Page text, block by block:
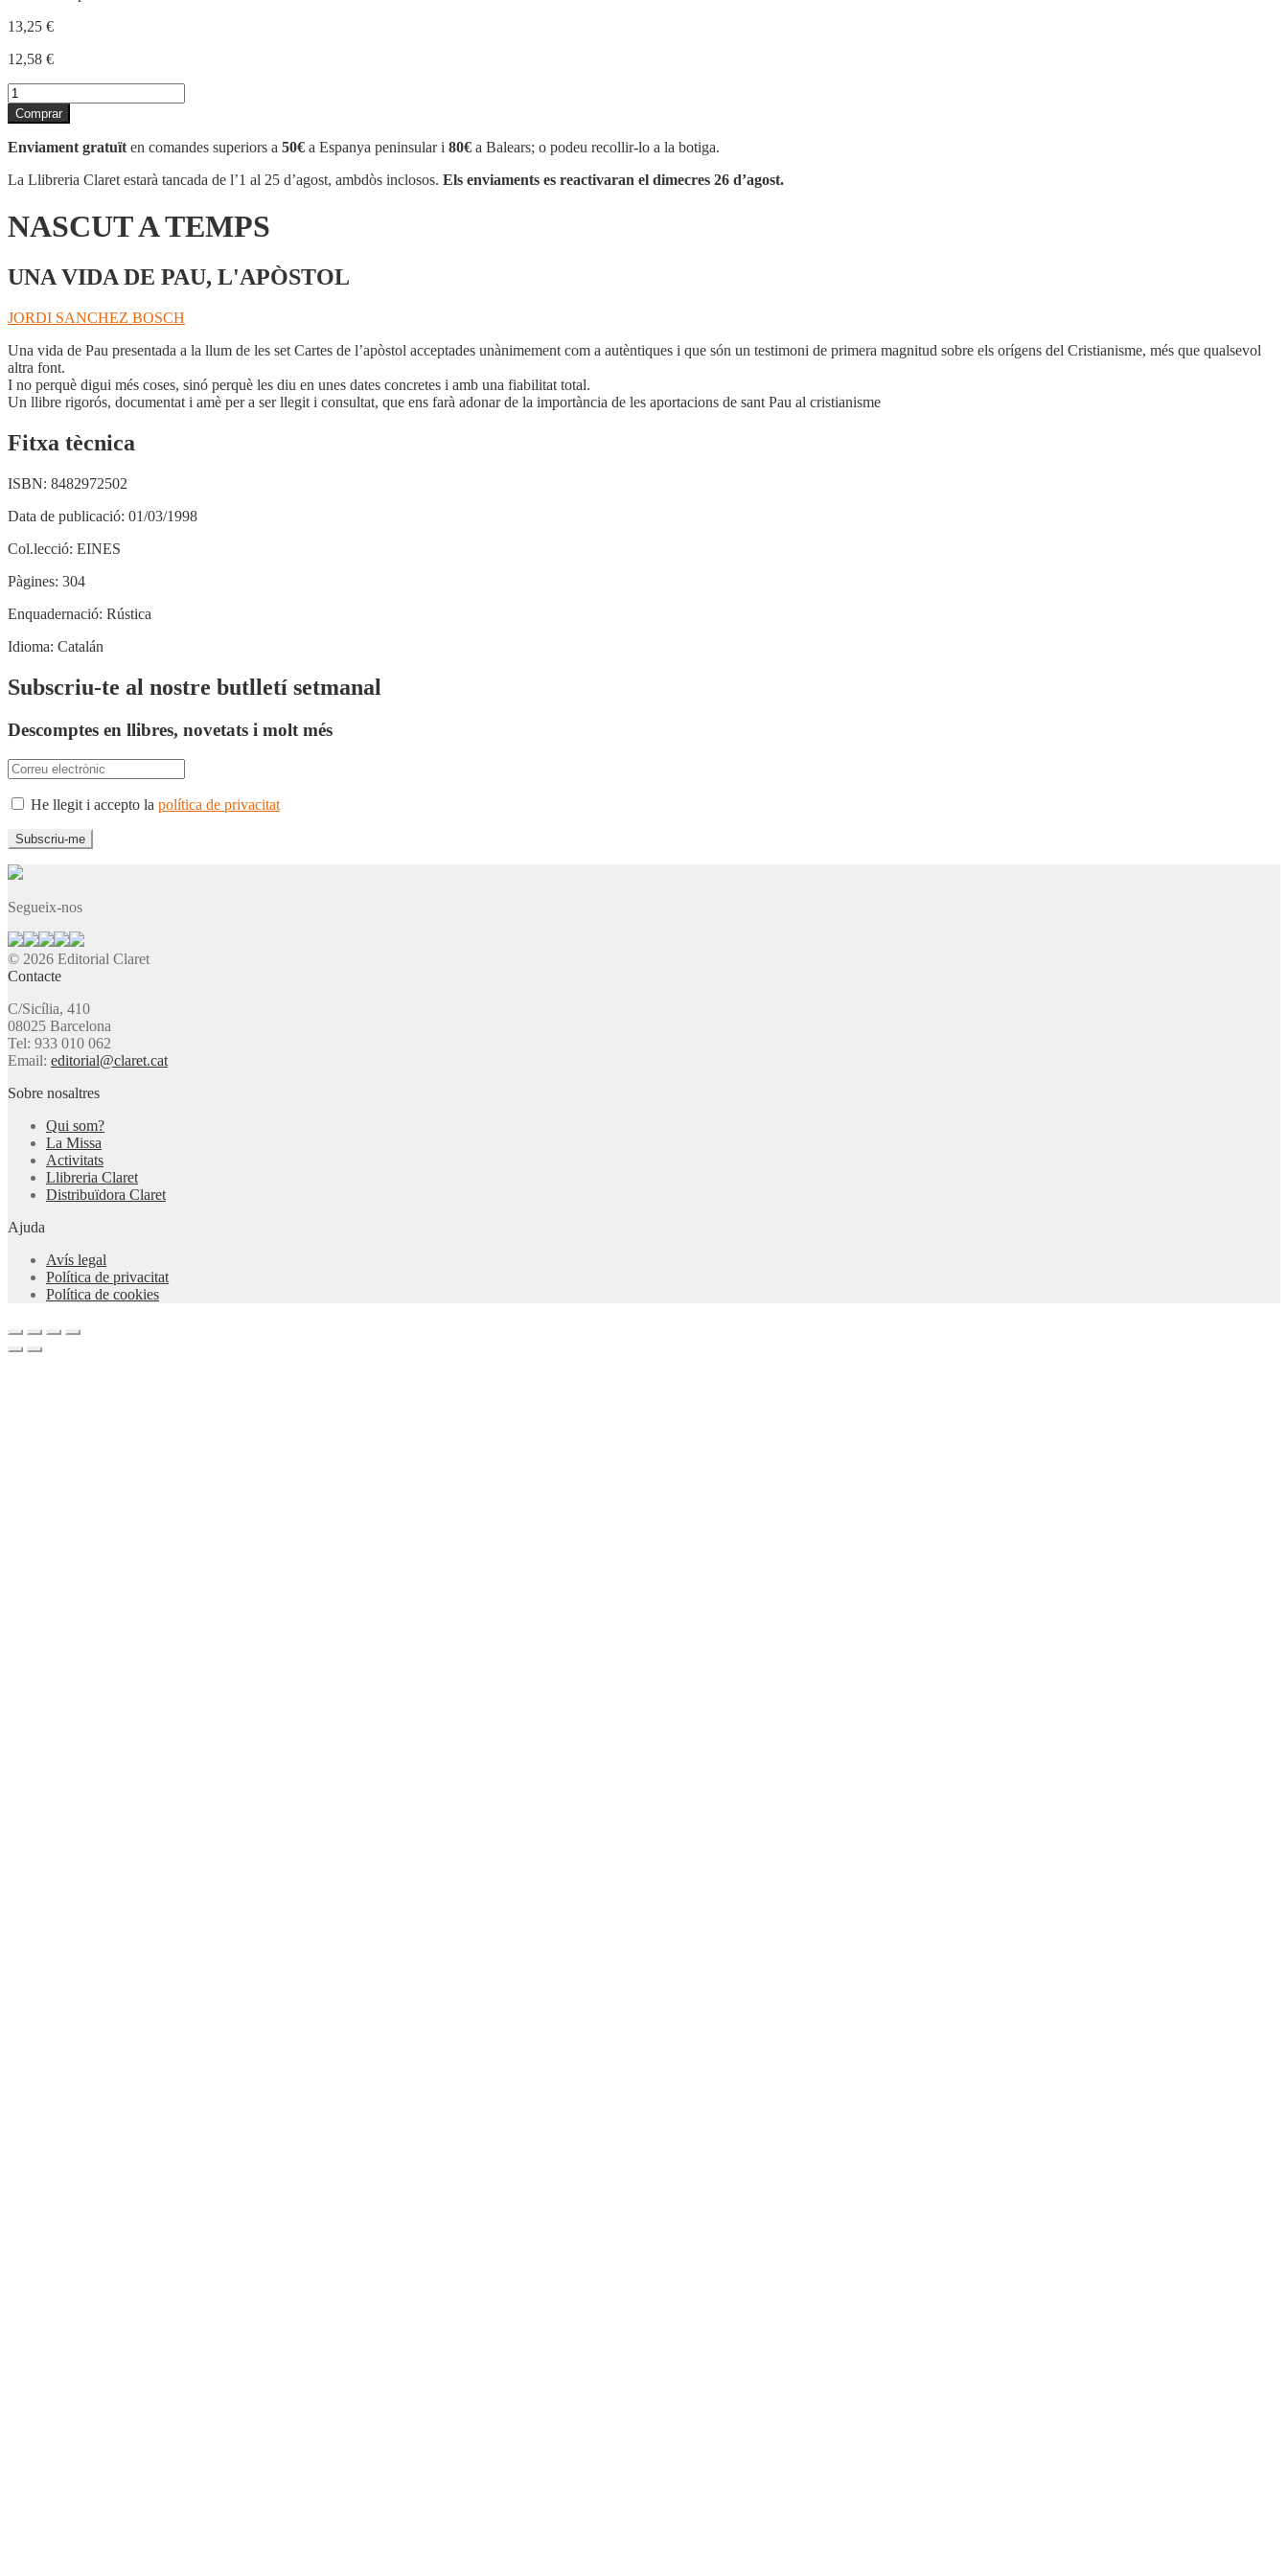
13,25 €
12,58 €
quantitat
de
NASCUT
A
Comprar
Enviament gratuït en comandes superiors a 50€ a Espanya peninsular i 80€ a Balears; o podeu recollir-lo a la botiga.
La Llibreria Claret estarà tancada de l’1 al 25 d’agost, ambdòs inclosos. Els enviaments es reactivaran el dimecres 26 d’agost.
NASCUT A TEMPS
UNA VIDA DE PAU, L'APÒSTOL
JORDI SANCHEZ BOSCH
Una vida de Pau presentada a la llum de les set Cartes de l’apòstol acceptades unànimement com a autèntiques i que són un testimoni de primera magnitud sobre els orígens del Cristianisme, més que qualsevol
altra font.
I no perquè digui més coses, sinó perquè les diu en unes dates concretes i amb una fiabilitat total.
Un llibre rigorós, documentat i amè per a ser llegit i consultat, que ens farà adonar de la importància de les aportacions de sant Pau al cristianisme
Fitxa tècnica
ISBN: 8482972502
Data de publicació: 01/03/1998
Col.lecció: EINES
Pàgines: 304
Enquadernació: Rústica
Idioma: Catalán
Subscriu-te al nostre butlletí setmanal
Descomptes en llibres, novetats i molt més
He llegit i accepto la política de privacitat
Segueix-nos
© 2026 Editorial Claret
Contacte
C/Sicília, 410
08025 Barcelona
Tel: 933 010 062
Email: editorial@claret.cat
Sobre nosaltres
Qui som?
La Missa
Activitats
Llibreria Claret
Distribuïdora Claret
Ajuda
Avís legal
Política de privacitat
Política de cookies